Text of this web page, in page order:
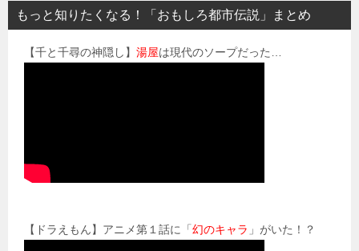
もっと知りたくなる！「おもしろ都市伝説」まとめ
【千と千尋の神隠し】 湯屋は現代のソープだった…
【ドラえもん】アニメ第１話に「 幻のキャラ 」がいた！？